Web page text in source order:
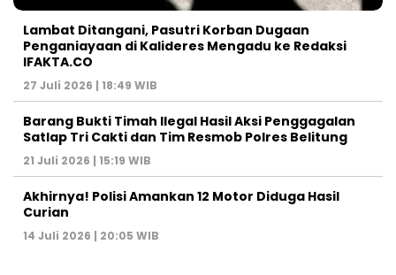
Lambat Ditangani, Pasutri Korban Dugaan
Penganiayaan di Kalideres Mengadu ke Redaksi
IFAKTA.CO
27 Juli 2026 | 18:49 WIB
Barang Bukti Timah Ilegal Hasil Aksi Penggagalan
Satlap Tri Cakti dan Tim Resmob Polres Belitung
21 Juli 2026 | 15:19 WIB
Akhirnya! Polisi Amankan 12 Motor Diduga Hasil
Curian
14 Juli 2026 | 20:05 WIB